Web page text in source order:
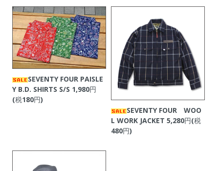
SEVENTY FOUR PAISLE
Y B.D. SHIRTS S/S 1,980円
(税180円)
SEVENTY FOUR WOO
L WORK JACKET 5,280円(税
480円)